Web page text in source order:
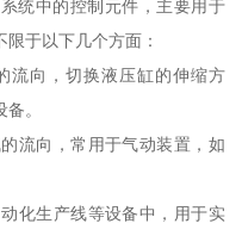
统中的控制元件，主要用于
于以下几个方面：
流向，切换液压缸的伸缩方
。
流向，常用于气动装置，如
化生产线等设备中，用于实